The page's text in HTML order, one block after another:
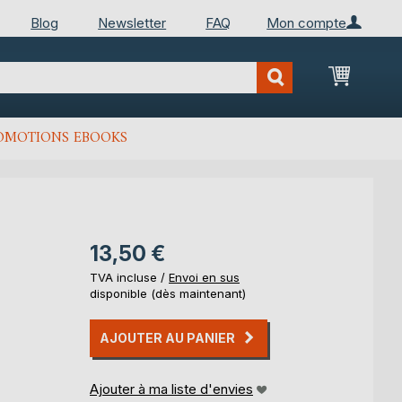
Mon compte
Blog Newsletter FAQ
Mon
EBOOKS
13,50 €
TVA incluse / Envoi en sus
disponible (dès maintenant)
AJOUTER AU PANIER
Ajouter à ma liste d'envies